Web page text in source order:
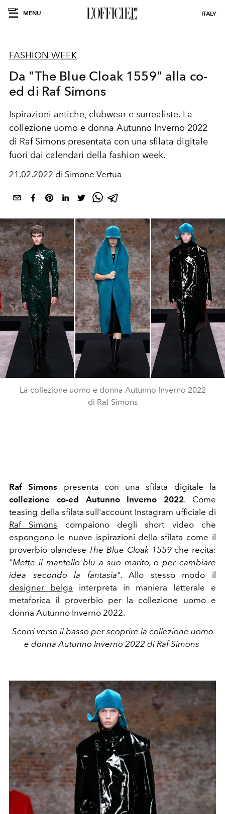
MENU ITALY
FASHION WEEK
Da "The Blue Cloak 1559" alla co-
ed di Raf Simons
Ispirazioni antiche, clubwear e surrealiste. La
collezione uomo e donna Autunno Inverno 2022
di Raf Simons presentata con una sfilata digitale
fuori dai calendari della fashion week.
21.02.2022 di Simone Vertua
La collezione uomo e donna Autunno Inverno 2022
di Raf Simons
Raf Simons presenta con una sfilata digitale la
collezione co-ed Autunno Inverno 2022. Come
teasing della sfilata sull'account Instagram ufficiale di
Raf Simons compaiono degli short video che
espongono le nuove ispirazioni della sfilata come il
proverbio olandese The Blue Cloak 1559che recita:
"Mette il mantello blu a suo marito, o per cambiare
idea secondo la fantasia".Allo stesso modo il
designer belga interpreta in maniera letterale e
metaforica il proverbio per la collezione uomo e
donna Autunno Inverno 2022.
Scorri verso il basso per scoprire la collezione uomo
e donna Autunno Inverno 2022 di Raf Simons